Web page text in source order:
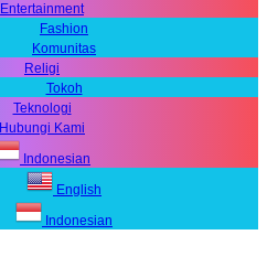
Entertainment
Fashion
Komunitas
Religi
Tokoh
Teknologi
Hubungi Kami
Indonesian
English
Indonesian